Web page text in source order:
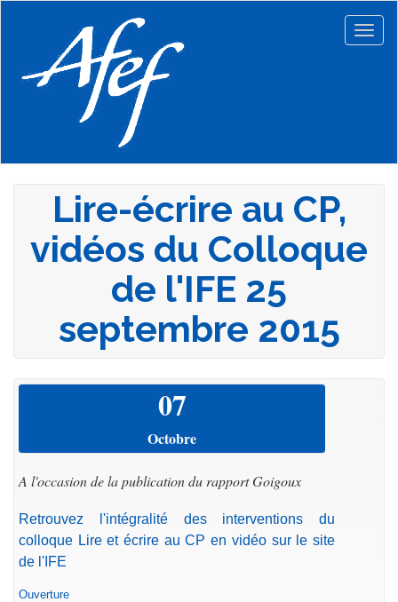
principal
Lire-écrire au CP,
vidéos du Colloque
de l'IFE 25
septembre 2015
07
Octobre
A l'occasion de la publication du rapport Goigoux
Retrouvez l'intégralité des interventions du
colloque Lire et écrire au CP en vidéo sur le site
de l'IFE
Ouverture